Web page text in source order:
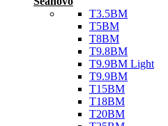
T3.5BM
T5BM
T8BM
T9.8BM
T9.9BM Light
T9.9BM
T15BM
T18BM
T20BM